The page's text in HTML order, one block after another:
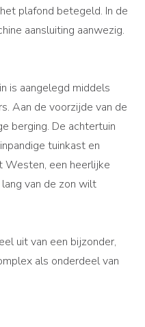
plafond betegeld. In de
aansluiting aanwezig.
is aangelegd middels
Aan de voorzijde van de
berging. De achtertuin
tuinkast en
Westen, een heerlijke
van de zon wilt
uit van een bijzonder,
als onderdeel van